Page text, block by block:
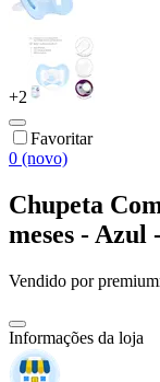
+2
Favoritar
0 (novo)
Chupeta
meses - Azul
Vendido por
Informações da loja